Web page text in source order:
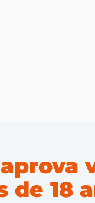
de 18